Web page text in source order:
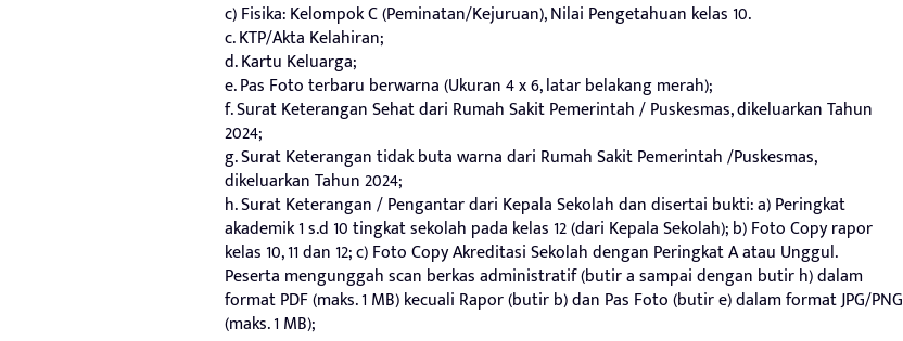
c) Fisika: Kelompok C (Peminatan/Kejuruan), Nilai Pengetahuan kelas 10.
c. KTP/Akta Kelahiran;
d. Kartu Keluarga;
e. Pas Foto terbaru berwarna (Ukuran 4 x 6, latar belakang merah);
f. Surat Keterangan Sehat dari Rumah Sakit Pemerintah / Puskesmas, dikeluarkan Tahun
2024;
g. Surat Keterangan tidak buta warna dari Rumah Sakit Pemerintah /Puskesmas,
dikeluarkan Tahun 2024;
h. Surat Keterangan / Pengantar dari Kepala Sekolah dan disertai bukti: a) Peringkat
akademik 1 s.d 10 tingkat sekolah pada kelas 12 (dari Kepala Sekolah); b) Foto Copy rapor
kelas 10, 11 dan 12; c) Foto Copy Akreditasi Sekolah dengan Peringkat A atau Unggul.
Peserta mengunggah scan berkas administratif (butir a sampai dengan butir h) dalam
format PDF (maks. 1 MB) kecuali Rapor (butir b) dan Pas Foto (butir e) dalam format JPG/PNG
(maks. 1 MB);